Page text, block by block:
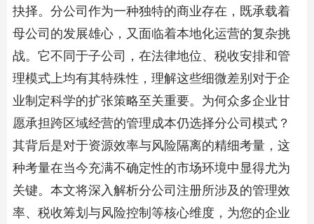
抉择。分公司作为一种独特的商业存在，既承载着
母公司的发展雄心，又面临着本地化运营的复杂挑
战。它不同于子公司，在法律地位、税收安排和管
理模式上均有其特殊性，理解这些细微差别对于企
业制定科学的扩张策略至关重要。为何众多企业甘
愿承担跨区域经营的管理成本仍选择分公司模式？
其背后是对于资源效率与风险隔离的精细考量，这
种考量在当今充满不确定性的市场环境中显得尤为
关键。本文将深入解析分公司注册所涉及的管理效
率、税收筹划与风险控制等核心维度，为您的企业